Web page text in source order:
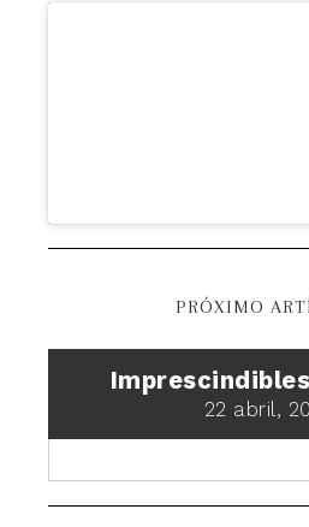
PRÓXIMO
22 abril,